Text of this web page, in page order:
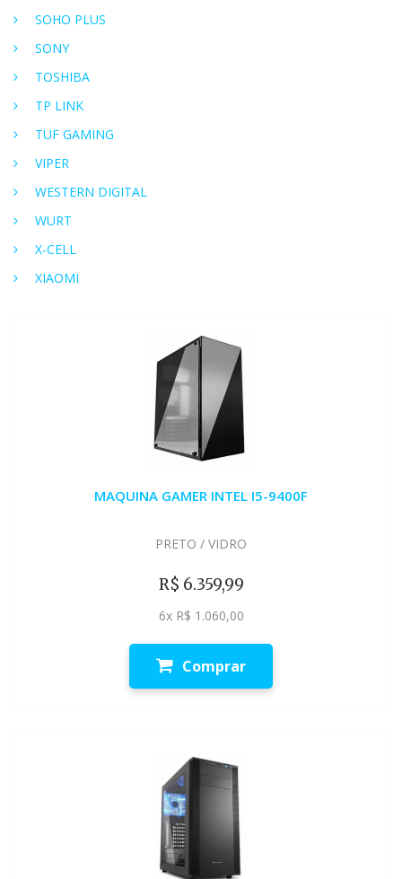
SOHO PLUS
SONY
TOSHIBA
TP LINK
TUF GAMING
VIPER
WESTERN DIGITAL
WURT
X-CELL
XIAOMI
MAQUINA GAMER INTEL I5-9400F
PRETO / VIDRO
R$ 6.359,99
6x R$ 1.060,00
Comprar